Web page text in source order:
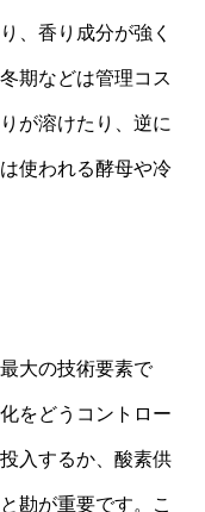
、香り成分が強く
期などは管理コス
が溶けたり、逆に
使われる酵母や冷
大の技術要素で
をどうコントロー
入するか、酸素供
勘が重要です。こ